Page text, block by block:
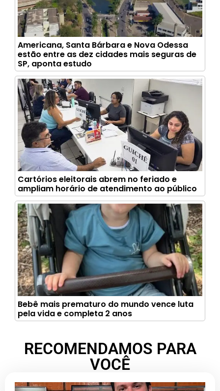
Americana, Santa Bárbara e Nova Odessa
estão entre as dez cidades mais seguras de
SP, aponta estudo
Cartórios eleitorais abrem no feriado e
ampliam horário de atendimento ao público
Bebê mais prematuro do mundo vence luta
pela vida e completa 2 anos
RECOMENDAMOS PARA
VOCÊ